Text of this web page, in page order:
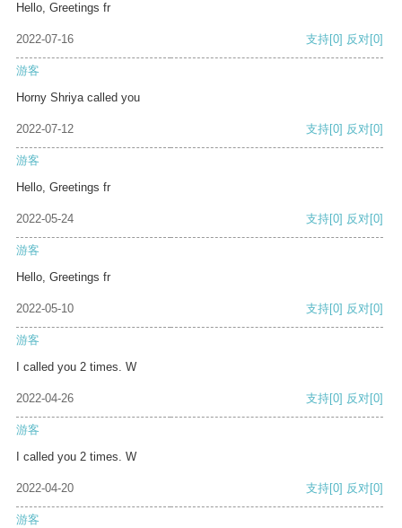
Hello, Greetings fr
2022-07-16 支持[0] 反对[0]
游客
Horny Shriya called you
2022-07-12 支持[0] 反对[0]
游客
Hello, Greetings fr
2022-05-24 支持[0] 反对[0]
游客
Hello, Greetings fr
2022-05-10 支持[0] 反对[0]
游客
I called you 2 times. W
2022-04-26 支持[0] 反对[0]
游客
I called you 2 times. W
2022-04-20 支持[0] 反对[0]
游客